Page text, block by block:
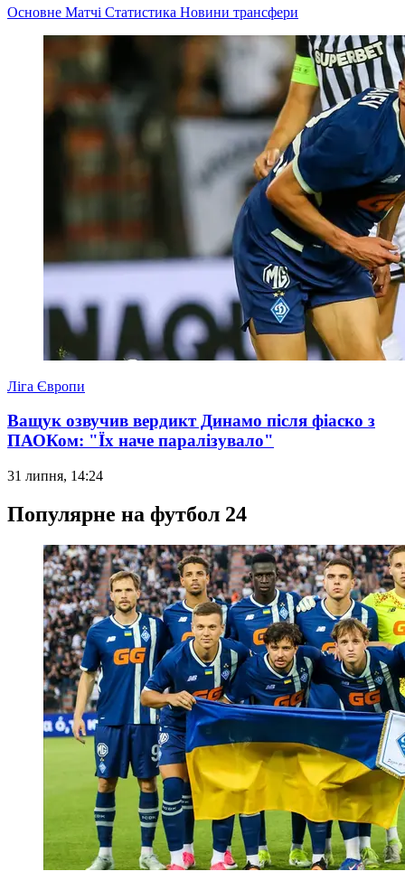
Основне Матчі Статистика Новини трансфери
Ліга Європи
Ващук озвучив вердикт Динамо після фіаско з
ПАОКом: "Їх наче паралізувало"
31 липня, 14:24
Популярне на футбол 24